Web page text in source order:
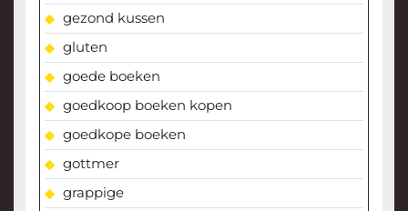
gezond kussen
gluten
goede boeken
goedkoop boeken kopen
goedkope boeken
gottmer
grappige